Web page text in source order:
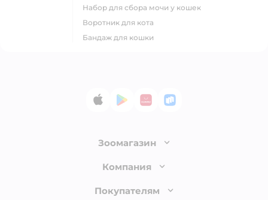
набор для сбора мочи у кошек
воротник для кота
бандаж для кошки
App StoreGoogle Play
AppGallery
RuStore
Зоомагазин
Лицензия
Доставка и оплата
Компания
О компании
Покупателям